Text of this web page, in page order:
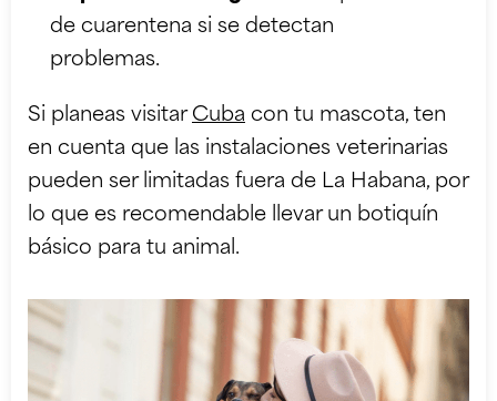
de cuarentena si se detectan
problemas.
Si planeas visitar Cuba con tu mascota, ten
en cuenta que las instalaciones veterinarias
pueden ser limitadas fuera de La Habana, por
lo que es recomendable llevar un botiquín
básico para tu animal.